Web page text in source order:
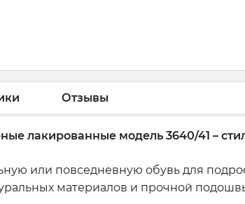
Отзывы
лакированные модель 3640/41 –
или повседневную обувь для
материалов и прочной